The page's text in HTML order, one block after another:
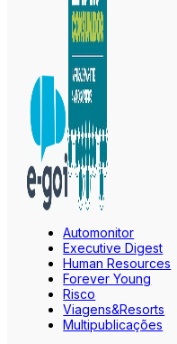
Automonitor
Executive Digest
Human Resources
Forever Young
Risco
Viagens&Resorts
Multipublicações